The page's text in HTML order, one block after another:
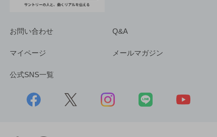
お問い合わせ Q&A
マイページ メールマガジン
公式SNS一覧